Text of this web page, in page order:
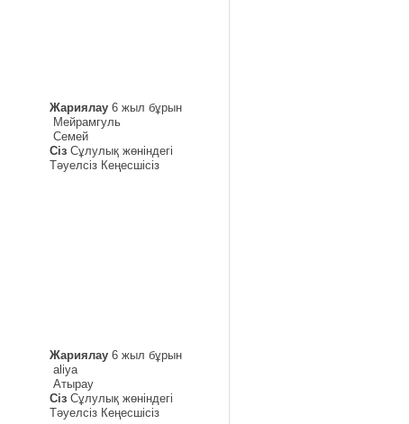
Жариялау 6 жыл бұрын
Мейрамгуль
Семей
Сіз Сұлулық жөніндегі
Тәуелсіз Кеңесшісіз
Жариялау 6 жыл бұрын
aliya
Атырау
Сіз Сұлулық жөніндегі
Тәуелсіз Кеңесшісіз